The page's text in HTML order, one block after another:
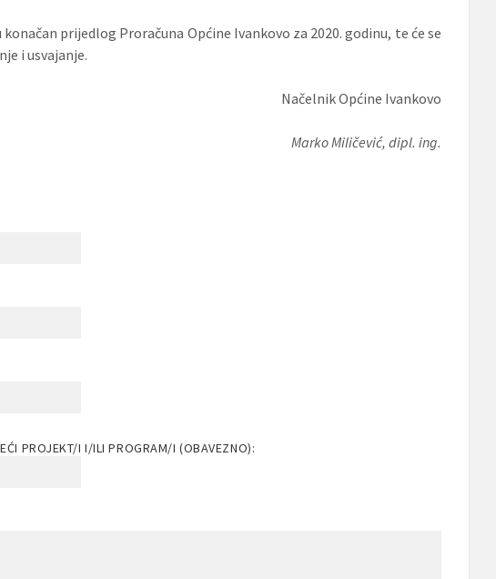
prijedlog Proračuna Općine Ivankovo za 2020. godinu, te će se
i usvajanje.
Načelnik Općine Ivankovo
Marko Miličević, dipl. ing.
PROJEKT/I I/ILI PROGRAM/I (OBAVEZNO):